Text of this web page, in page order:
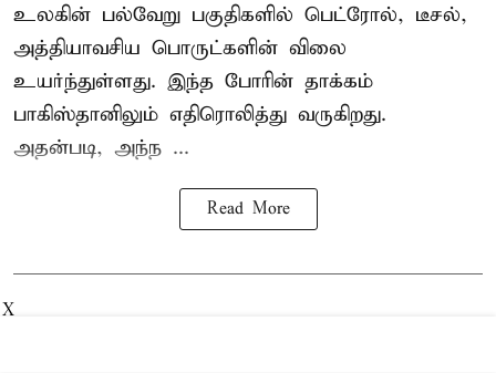
உலகின் பல்வேறு பகுதிகளில் பெட்ரோல், டீசல்,
அத்தியாவசிய பொருட்களின் விலை
உயர்ந்துள்ளது. இந்த போரின் தாக்கம்
பாகிஸ்தானிலும் எதிரொலித்து வருகிறது.
அதன்படி, அந்ந ...
Read More
X